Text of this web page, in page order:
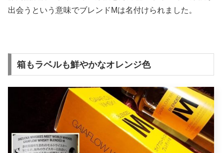
出会うという意味でブレンドMは名付けられました。
箱もラベルも鮮やかなオレンジ色